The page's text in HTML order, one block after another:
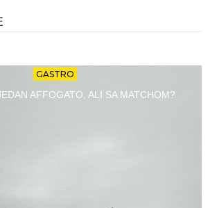
GASTRO
AFFOGATO, ALI SA MATCHOM?